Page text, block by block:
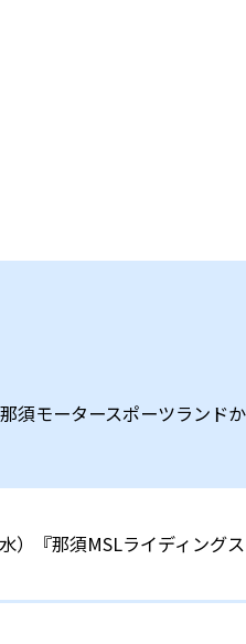
那須モータースポーツランド
）『那須MSLライディング